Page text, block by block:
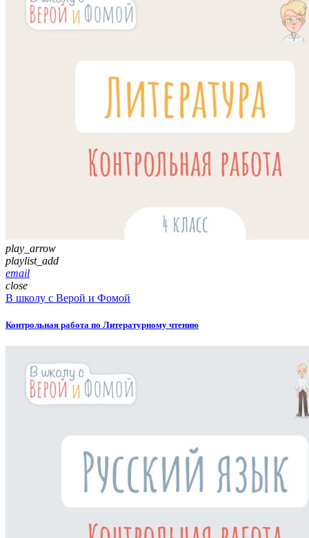
play_arrow
playlist_add
email
close
В школу с Верой и Фомой
Контрольная работа по Литературному чтению